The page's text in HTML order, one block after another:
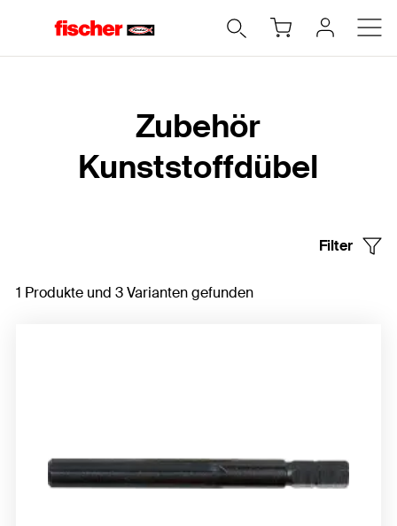
Zubehör
Kunststoffdübel
Filter
1 Produkte und 3 Varianten gefunden